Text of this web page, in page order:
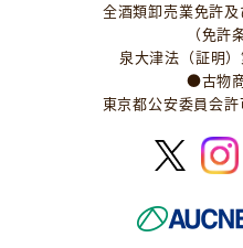
全酒類卸売業免許
（免許
泉大津法（証明
●古物
東京都公安委員会